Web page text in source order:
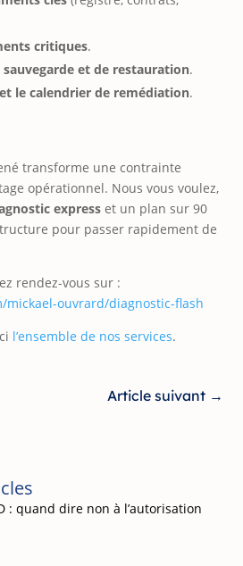
critiques.
et de restauration.
le calendrier de remédiation.
transforme une contrainte
opérationnel. Nous vous voulez,
express et un plan sur 90
pour passer rapidement de
rendez-vous sur :
mickael-ouvrard/diagnostic-flash
l’ensemble de nos services.
Article suivant→
: quand dire non à l’autorisation